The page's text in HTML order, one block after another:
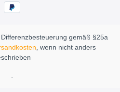
gemäß §25a
, wenn nicht anders
.